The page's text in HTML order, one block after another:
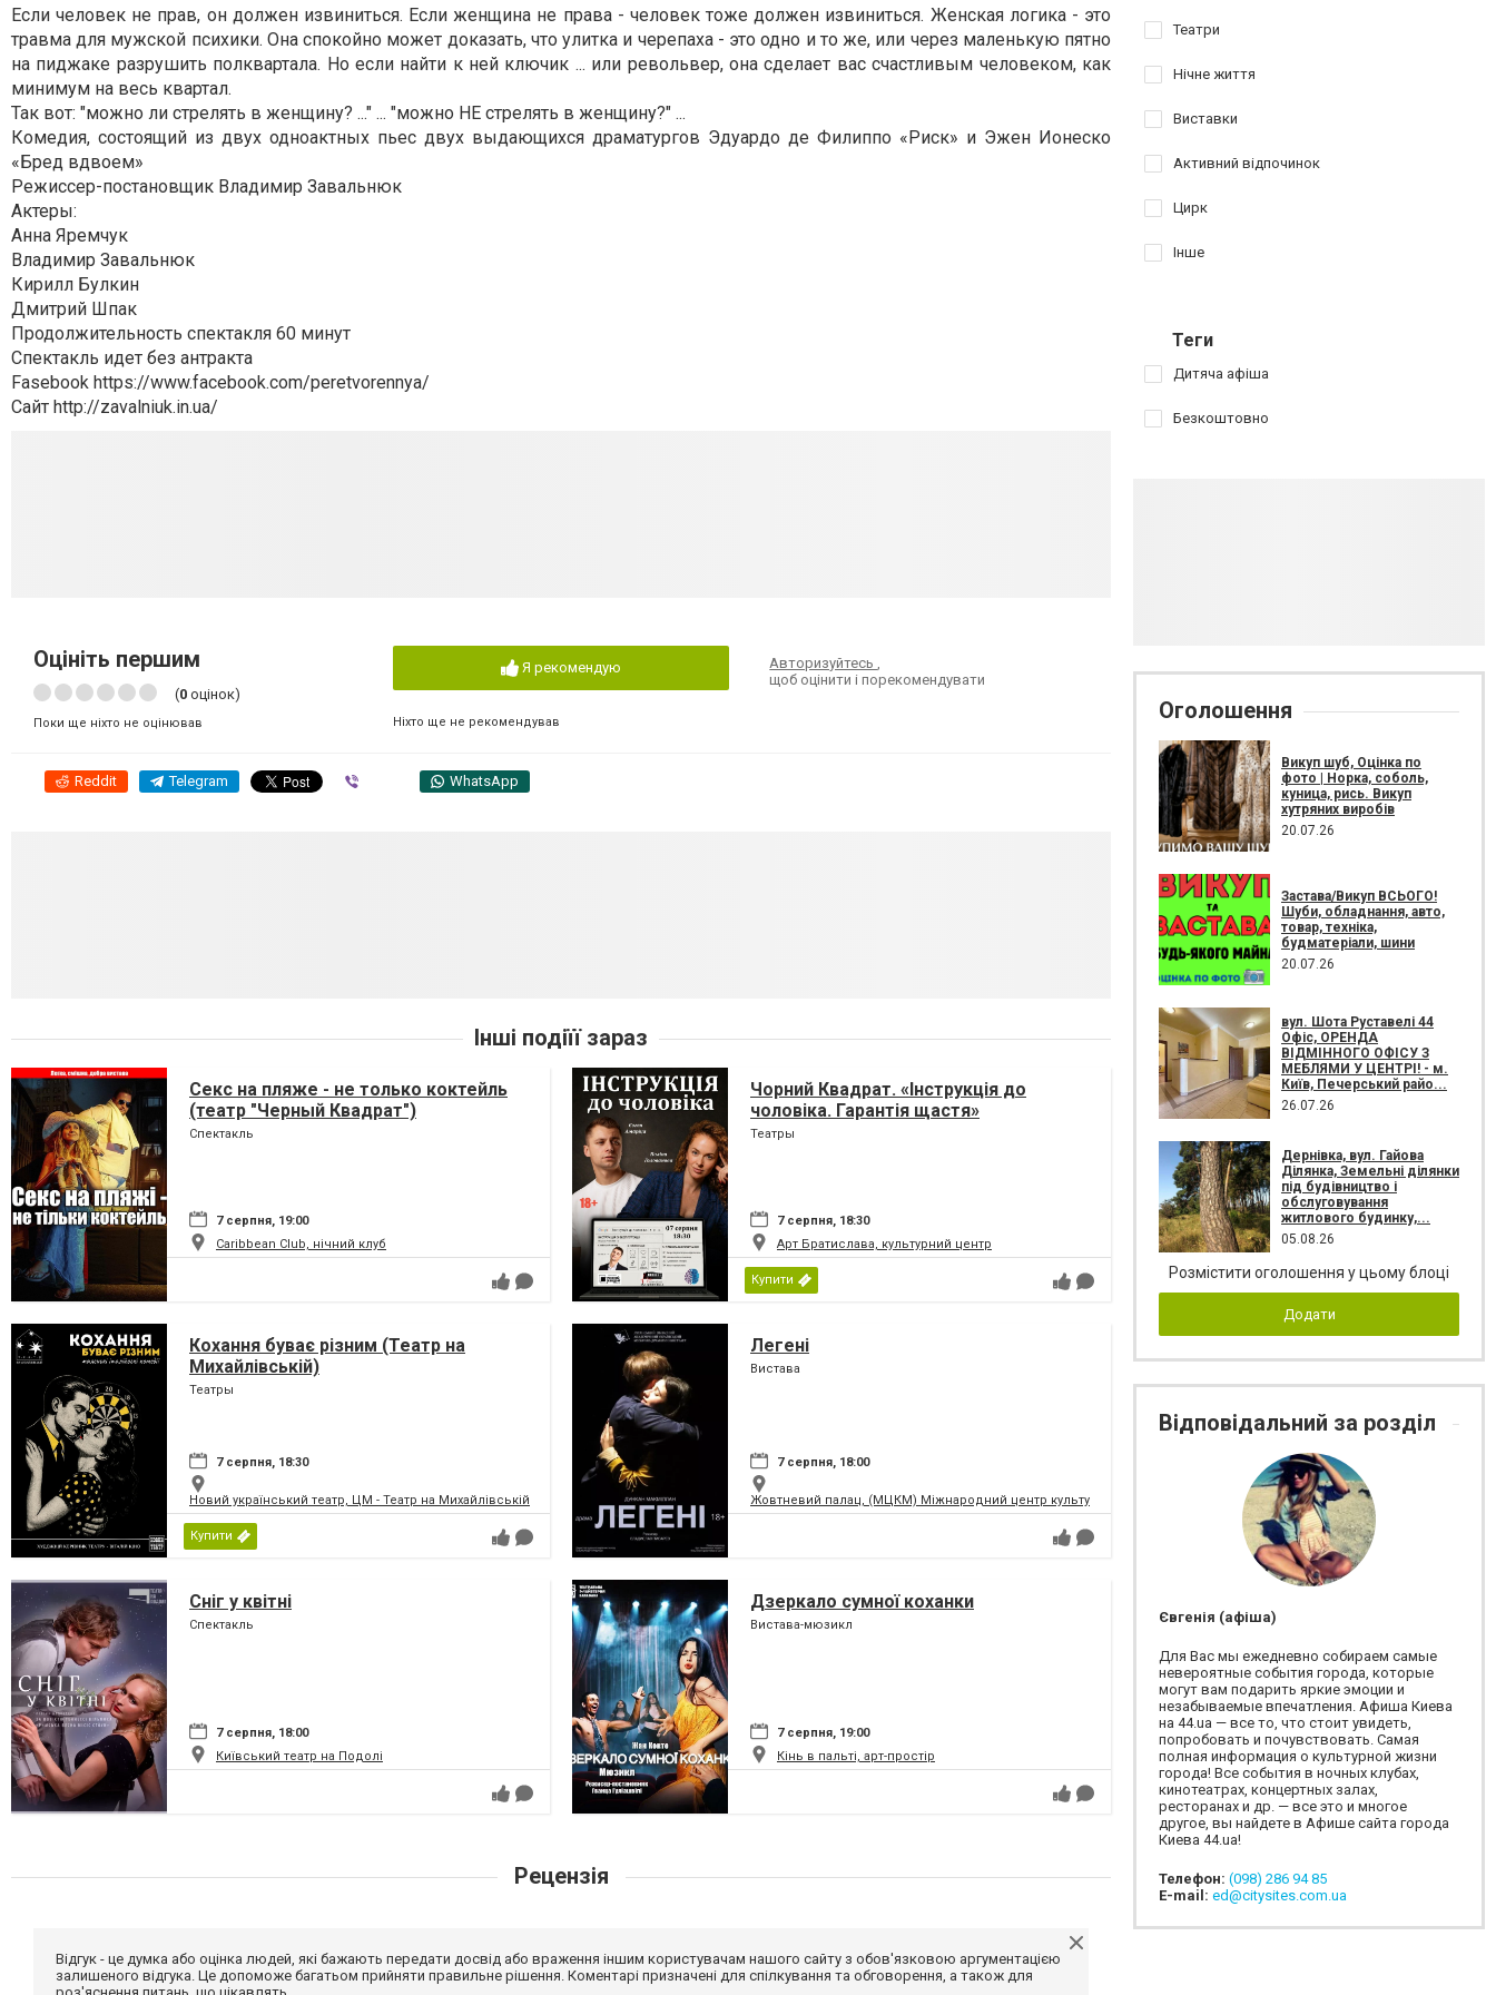
Если человек не прав, он должен извиниться. Если женщина не права - человек тоже должен извиниться. Женская логика - это
травма для мужской психики. Она спокойно может доказать, что улитка и черепаха - это одно и то же, или через маленькую пятно
на пиджаке разрушить полквартала. Но если найти к ней ключик ... или револьвер, она сделает вас счастливым человеком, как
минимум на весь квартал.
Так вот: "можно ли стрелять в женщину? ..." ... "можно НЕ стрелять в женщину?" ...
Комедия, состоящий из двух одноактных пьес двух выдающихся драматургов Эдуардо де Филиппо «Риск» и Эжен Ионеско
«Бред вдвоем»
Режиссер-постановщик Владимир Завальнюк
Актеры:
Анна Яремчук
Владимир Завальнюк
Кирилл Булкин
Дмитрий Шпак
Продолжительность спектакля 60 минут
Спектакль идет без антракта
Fasebook https://www.facebook.com/peretvorennya/
Сайт http://zavalniuk.in.ua/
Оцініть першим
(0 оцінок)
Поки ще ніхто не оцінював
Я рекомендую
Ніхто ще не рекомендував
Авторизуйтесь
щоб оцінити і порекомендувати
Reddit Telegram WhatsApp
Інші подіїї зараз
Секс на пляже - не только коктейль
(театр "Черный Квадрат")
Спектакль
7 серпня, 19:00
Caribbean Club, нічний клуб
Чорний Квадрат. «Інструкція до
чоловіка. Гарантія щастя»
Театры
7 серпня, 18:30
Арт Братислава, культурний центр
Купити
Кохання буває різним (Театр на
Михайлівській)
Театры
7 серпня, 18:30
Новий український театр, ЦМ - Театр на Михайлівській та Театр Сонечко
Купити
Легені
Вистава
7 серпня, 18:00
Жовтневий палац, (МЦКМ) Міжнародний центр культури і мистецтв Федерації профспілок України
Сніг у квітні
Спектакль
7 серпня, 18:00
Київський театр на Подолі
Дзеркало сумної коханки
Вистава-мюзикл
7 серпня, 19:00
Кінь в пальті, арт-простір
Рецензія
Відгук - це думка або оцінка людей, які бажають передати досвід або враження іншим користувачам нашого сайту з обов'язковою аргументацією
залишеного відгука. Це допоможе багатьом прийняти правильне рішення. Коментарі призначені для спілкування та обговорення, а також для
Театри
Нічне життя
Виставки
Активний відпочинок
Цирк
Інше
Теги
Дитяча афіша
Безкоштовно
Оголошення
Викуп шуб, Оцінка по
фото | Норка, соболь,
куница, рись. Викуп
хутряних виробів
20.07.26
Застава/Викуп ВСЬОГО!
Шуби, обладнання, авто,
товар, техніка,
будматеріали, шини
20.07.26
вул. Шота Руставелі 44
Офіс, ОРЕНДА
ВІДМІННОГО ОФІСУ З
МЕБЛЯМИ У ЦЕНТРІ! - м.
Київ, Печерський райо...
26.07.26
Дернівка, вул. Гайова
Ділянка, Земельні ділянки
під будівництво і
обслуговування
житлового будинку,...
05.08.26
Розмістити оголошення у цьому блоці
Додати
Відповідальний за розділ
Євгенія (афіша)
Для Вас мы ежедневно собираем самые
невероятные события города, которые
могут вам подарить яркие эмоции и
незабываемые впечатления. Афиша Киева
на 44.ua — все то, что стоит увидеть,
попробовать и почувствовать. Самая
полная информация о культурной жизни
города! Все события в ночных клубах,
кинотеатрах, концертных залах,
ресторанах и др. — все это и многое
другое, вы найдете в Афише сайта города
Киева 44.ua!
Телефон: (098) 286 94 85
E-mail: ed@citysites.com.ua